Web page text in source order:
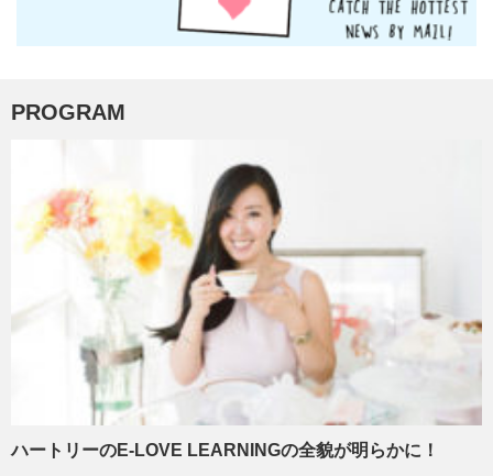
PROGRAM
ハートリーのE-LOVE LEARNINGの全貌が明らかに！